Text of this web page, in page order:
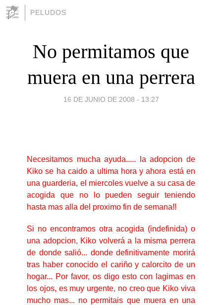
PELUDOS
No permitamos que
muera en una perrera
16 DE JUNIO DE 2008 - 13:27
Necesitamos mucha ayuda..... la adopcion de
Kiko se ha caido a ultima hora y ahora está en
una guarderia, el miercoles vuelve a su casa de
acogida que no lo pueden seguir teniendo
hasta mas alla del proximo fin de semana!!
Si no encontramos otra acogida (indefinida) o
una adopcion, Kiko volverá a la misma perrera
de donde salió... donde definitivamente morirá
tras haber conocido el cariño y calorcito de un
hogar... Por favor, os digo esto con lagimas en
los ojos, es muy urgente, no creo que Kiko viva
mucho mas... no permitais que muera en una